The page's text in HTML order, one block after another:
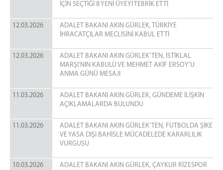
İÇİN SEÇTİĞİ 8 YENİ ÜYEYİ TEBRİK ETTİ
12.03.2026
ADALET BAKANI AKIN GÜRLEK, TÜRKİYE
İHRACATÇILAR MECLİSİNİ KABUL ETTİ
12.03.2026
ADALET BAKANI AKIN GÜRLEK’TEN, İSTİKLAL
MARŞI'NIN KABULÜ VE MEHMET AKİF ERSOY'U
ANMA GÜNÜ MESAJI
11.03.2026
ADALET BAKANI AKIN GÜRLEK, GÜNDEME İLİŞKİN
AÇIKLAMALARDA BULUNDU
11.03.2026
ADALET BAKANI AKIN GÜRLEK’TEN, FUTBOLDA ŞİKE
VE YASA DIŞI BAHİSLE MÜCADELEDE KARARLILIK
VURGUSU
10.03.2026
ADALET BAKANI AKIN GÜRLEK, ÇAYKUR RİZESPOR